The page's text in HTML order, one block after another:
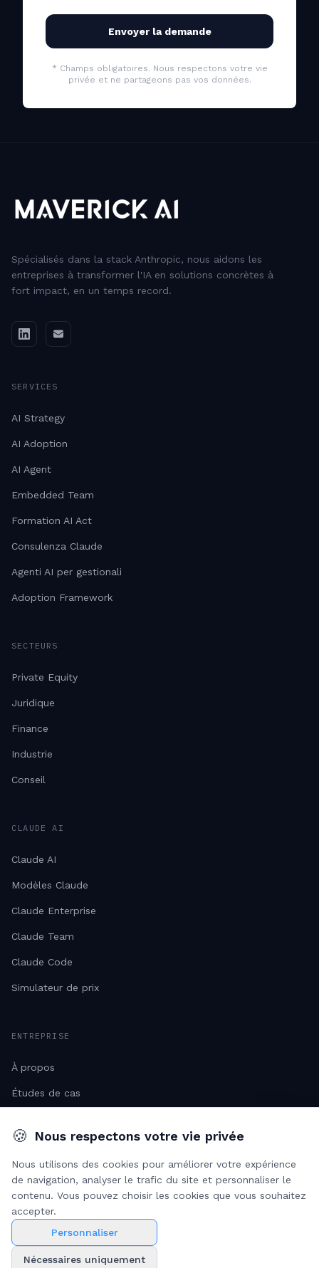
Envoyer la demande
* Champs obligatoires. Nous respectons votre vie
privée et ne partageons pas vos données.
Spécialisés dans la stack Anthropic, nous aidons les
entreprises à transformer l'IA en solutions concrètes à
fort impact, en un temps record.
SERVICES
AI Strategy
AI Adoption
AI Agent
Embedded Team
Formation AI Act
Consulenza Claude
Agenti AI per gestionali
Adoption Framework
SECTEURS
Private Equity
Juridique
Finance
Industrie
Conseil
CLAUDE AI
Claude AI
Modèles Claude
Claude Enterprise
Claude Team
Claude Code
Simulateur de prix
ENTREPRISE
À propos
Études de cas
Carrières
© 2026Maverick AI
Maverick s.r.l. - Viale Lunigiana 23, 20125, Milan
- Capital social € 10 000,00
Politique de
confidentialité
d'utilisation
🍪 Nous respectons votre vie privée
Nous utilisons des cookies pour améliorer votre expérience
de navigation, analyser le trafic du site et personnaliser le
contenu. Vous pouvez choisir les cookies que vous souhaitez
accepter.
Personnaliser
Nécessaires uniquement